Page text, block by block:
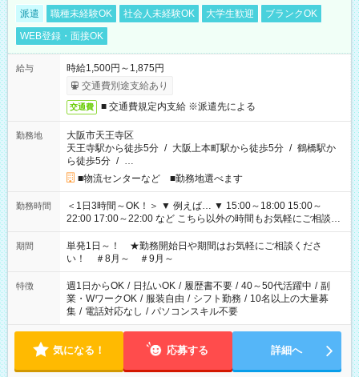
派遣 職種未経験OK 社会人未経験OK 大学生歓迎
ブランクOK
WEB登録・面接OK
給与
時給1,500円～1,875円
交通費別途支給あり
交通費 ■ 交通費規定内支給 ※派遣先による
勤務地
大阪市天王寺区
天王寺駅から徒歩5分 / 大阪上本町駅から徒歩5分 / 鶴橋駅か
ら徒歩5分 / …
■物流センターなど ■勤務地選べます
勤務時間
＜1日3時間～OK！＞ ▼ 例えば… ▼ 15:00～18:00 15:00～
22:00 17:00～22:00 など こちら以外の時間もお気軽にご相談く
ださい！
期間
単発1日～！ ★勤務開始日や期間はお気軽にご相談くださ
い！ ＃8月～ ＃9月～
特徴 週1日からOK / 日払いOK / 履歴書不要 / 40～50代活躍中 / 副
業・WワークOK / 服装自由 / シフト勤務 / 10名以上の大量募
集 / 電話対応なし / パソコンスキル不要
気になる！ 応募する 詳細へ